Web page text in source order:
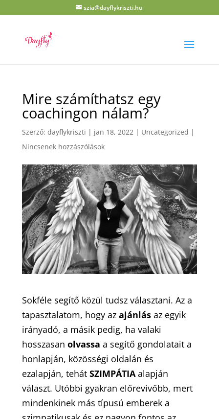
szia@dayflykriszti.hu
Mire számíthatsz egy
coachingon nálam?
Szerző: dayflykriszti | jan 18, 2022| Uncategorized |
Nincsenek hozzászólások
Sokféle segítő közül tudsz választani. Az a
tapasztalatom, hogy az ajánlás az egyik
irányadó, a másik pedig, ha valaki
hosszasan olvassa a segítő gondolatait a
honlapján, közösségi oldalán és
ezalapján, tehát SZIMPÁTIAalapján
választ. Utóbbi gyakran előrevivőbb, mert
mindenkinek más típusú emberek a